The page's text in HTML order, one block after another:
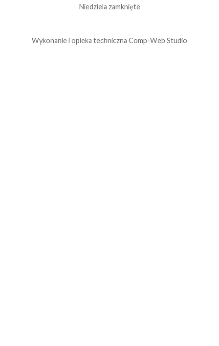
Niedziela zamknięte
Wykonanie i opieka techniczna Comp-Web Studio